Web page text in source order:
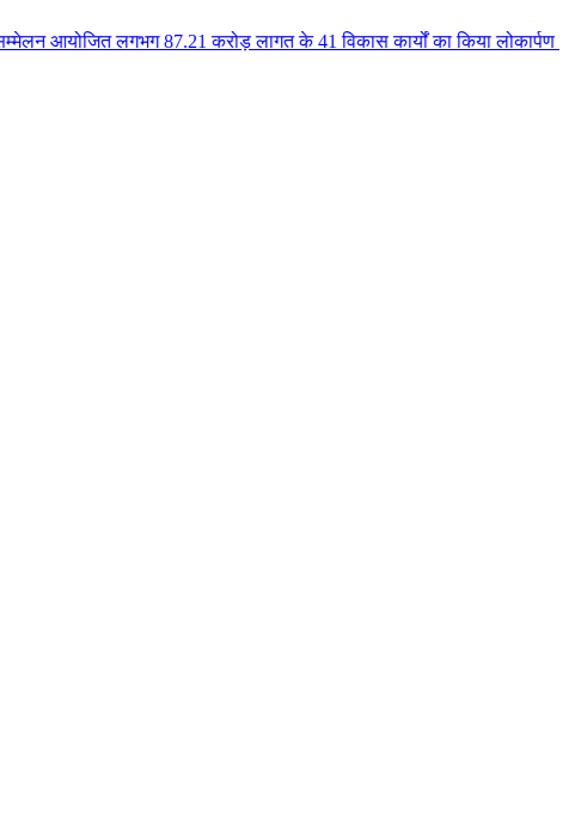
करोड़ लागत के 41 विकास कार्यों का किया लोकार्पण एवं भूमिपूजन कुलैथ